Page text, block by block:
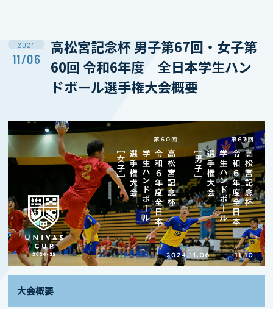
2024
11/06
高松宮記念杯 男子第67回・女子第
60回 令和6年度 全日本学生ハン
ドボール選手権大会概要
大会概要